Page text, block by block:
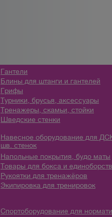
Гантели
Блины для штанги и гантелей
Грифы
Турники, брусья, аксессуары
Тренажеры, скамьи, стойки
Шведские стенки
Навесное оборудование для
шв. стенок
Напольные покрытия, будо маты
Товары для бокса и единоборств
Рукоятки для тренажёров
Экипировка для тренировок
Спортоборудование для